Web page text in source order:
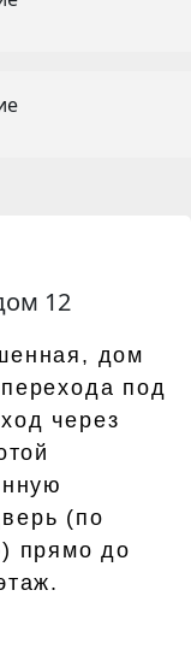
12
дом
под
через
(по
прямо до